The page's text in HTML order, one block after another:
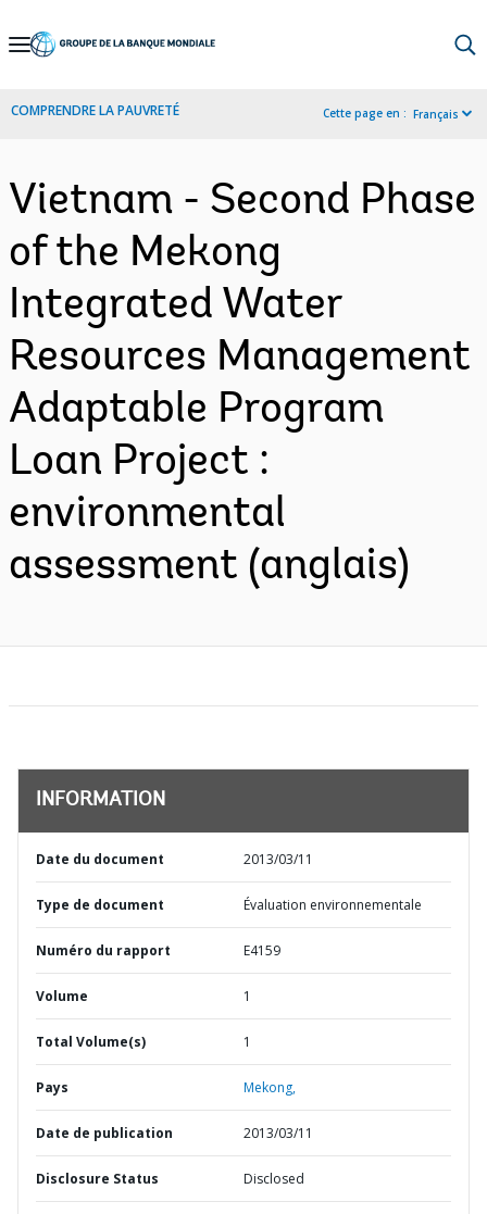
Skip
Navigation
COMPRENDRE LA PAUVRETÉ Cette page en : Français
Vietnam - Second Phase
of the Mekong
Integrated Water
Resources Management
Adaptable Program
Loan Project :
environmental
assessment (anglais)
INFORMATION
Date du document 2013/03/11
Type de document Évaluation environnementale
Numéro du rapport E4159
Volume 1
Total Volume(s) 1
Pays Mekong,
Date de publication 2013/03/11
Disclosure Status Disclosed